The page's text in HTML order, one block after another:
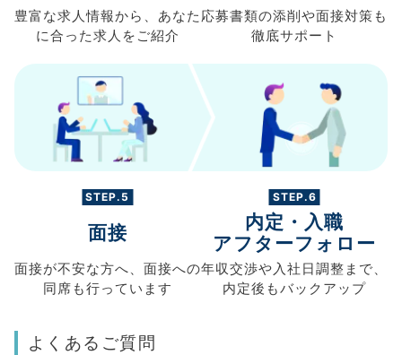
豊富な求人情報から、 あなた
に合った求人を ご紹介
応募書類の添削や面接対策も
徹底サポート
STEP.5
面接
面接が不安な方へ、 面接への
同席も行っています
STEP.6
内定・入職
アフターフォロー
年収交渉や入社日調整まで、
内定後もバックアップ
よくあるご質問